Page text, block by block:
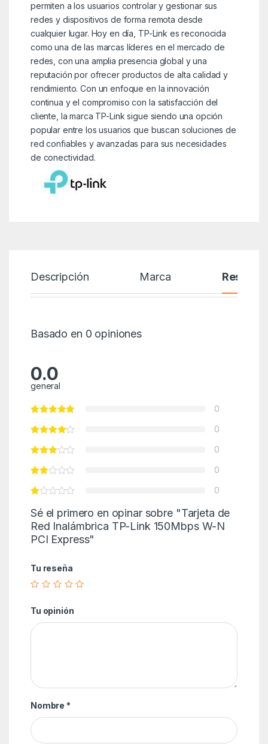
permiten a los usuarios controlar y gestionar sus
redes y dispositivos de forma remota desde
cualquier lugar. Hoy en día, TP-Link es reconocida
como una de las marcas líderes en el mercado de
redes, con una amplia presencia global y una
reputación por ofrecer productos de alta calidad y
rendimiento. Con un enfoque en la innovación
continua y el compromiso con la satisfacción del
cliente, la marca TP-Link sigue siendo una opción
popular entre los usuarios que buscan soluciones de
red confiables y avanzadas para sus necesidades
de conectividad.
Descripción Marca Reseñas
Basado en 0 opiniones
0.0
general
0
0
0
0
0
Sé el primero en opinar sobre "Tarjeta de
Red Inalámbrica TP-Link 150Mbps W-N
PCI Express"
Tu reseña
Tu opinión
Nombre *